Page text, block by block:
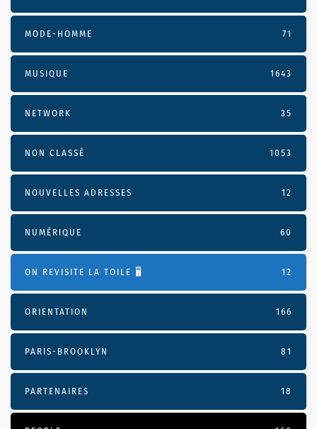
MODE-HOMME 71
MUSIQUE 1643
NETWORK 35
NON CLASSÉ 1053
NOUVELLES ADRESSES 12
NUMÉRIQUE 60
ON REVISITE LA TOILE 🖥️ 12
ORIENTATION 166
PARIS-BROOKLYN 81
PARTENAIRES 18